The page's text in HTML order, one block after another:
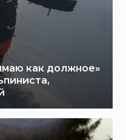
как должное»